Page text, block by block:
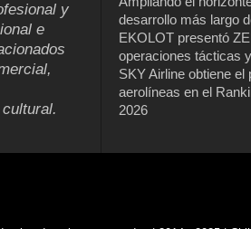
y
e
desarrollo más largo
EKOLOT presentó
operaciones tácticas
SKY Airline obtiene el
aerolíneas en el
2026
Air
Mallet
para